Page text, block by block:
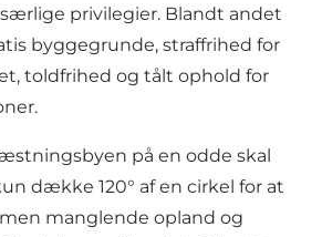
privilegier. Blandt andet
byggegrunde, straffrihed for
toldfrihed og tålt ophold for
på en odde skal
dække 120° af en cirkel for at
manglende opland og